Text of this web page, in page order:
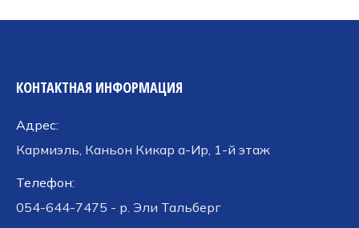
КОНТАКТНАЯ ИНФОРМАЦИЯ
Адрес:
Кармиэль, Каньон Кикар а-Ир, 1-й этаж
Телефон:
054-644-7475 - р. Эли Тальберг